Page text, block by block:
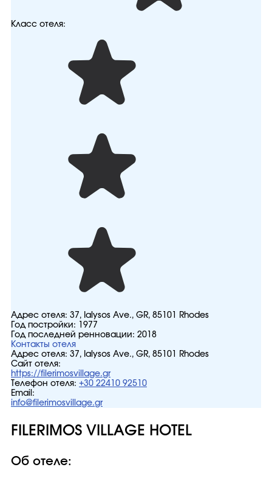
Класс отеля:
Адрес отеля: 37, Ialysos Ave., GR, 85101 Rhodes
Год постройки:
1977
Год последней ренновации: 2018
Контакты отеля
Адрес отеля: 37, Ialysos Ave., GR, 85101 Rhodes
Сайт отеля:
https://filerimosvillage.gr
Телефон отеля: +30 22410 92510
Email:
info@filerimosvillage.gr
FILERIMOS VILLAGE HOTEL
Об отеле: